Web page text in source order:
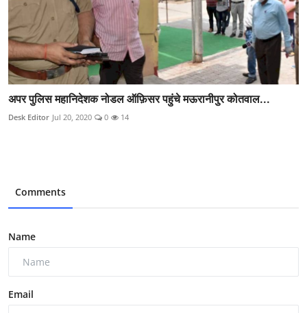
अपर पुलिस महानिदेशक नोडल ऑफ़िसर पहुंचे मऊरानीपुर कोतवाल...
Desk Editor Jul 20, 2020 0 14
Comments
Name
Email